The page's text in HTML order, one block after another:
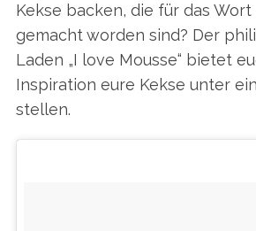
Kekse backen, die für das Wort
gemacht worden sind? Der
Laden „I love Mousse“ bietet
Inspiration eure Kekse unter
stellen.